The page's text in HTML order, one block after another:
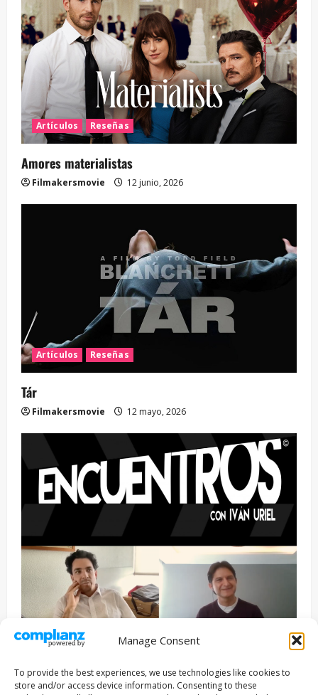
Manage Consent
To provide the best experiences, we use technologies like cookies to
store and/or access device information. Consenting to these
Artículos Reseñas
Amores materialistas
Filmakersmovie 12 junio, 2026
Artículos Reseñas
Tár
Filmakersmovie 12 mayo, 2026
Entrevista Series
ENCUENTROS CON IVÁN URIEL T3E22: JUAN PATRICIO